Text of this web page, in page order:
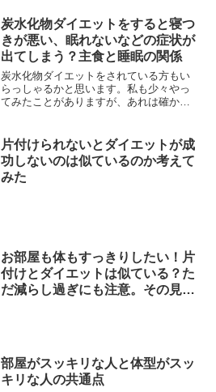
いるのではないかとビクビクしておりま
す。いい加減にちゃんと向...
炭水化物ダイエットをすると寝つ
きが悪い、眠れないなどの症状が
出てしまう？主食と睡眠の関係
炭水化物ダイエットをされている方もい
らっしゃるかと思います。私も少々やっ
てみたことがありますが、あれは確かに
出来るだけ食べないようにすると考えた
だけでも続く気がしないので...
片付けられないとダイエットが成
功しないのは似ているのか考えて
みた
お部屋も体もすっきりしたい！片
付けとダイエットは似ている？た
だ減らし過ぎにも注意。その見極
部屋がスッキリな人と体型がスッ
キリな人の共通点